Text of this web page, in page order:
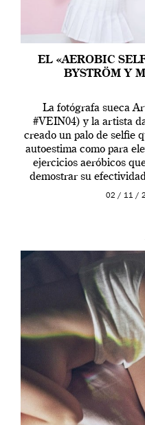
EL «AEROBIC
BYSTRÖM Y
La fotógrafa sueca
#VEIN04) y la artista
creado un palo de selfie
autoestima como para
ejercicios aeróbicos
demostrar su
prueba
02 / 11 /